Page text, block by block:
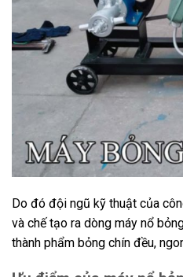
Do đó đội ngũ kỹ thuật của
và chế tạo ra dòng máy nổ
thành phẩm bỏng chín đều,